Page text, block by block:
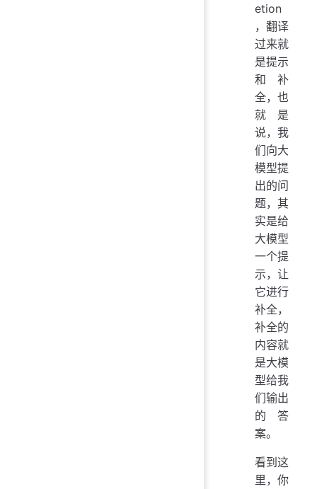
etion
，翻译
过来就
是提示
和补
全，也
就是
说，我
们向大
模型提
出的问
题，其
实是给
大模型
一个提
示，让
它进行
补全，
补全的
内容就
是大模
型给我
们输出
的答
案。
看到这
里，你